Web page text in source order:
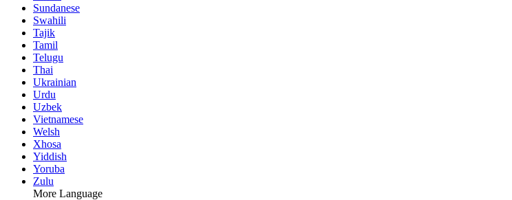
Sundanese
Swahili
Tajik
Tamil
Telugu
Thai
Ukrainian
Urdu
Uzbek
Vietnamese
Welsh
Xhosa
Yiddish
Yoruba
Zulu
More Language